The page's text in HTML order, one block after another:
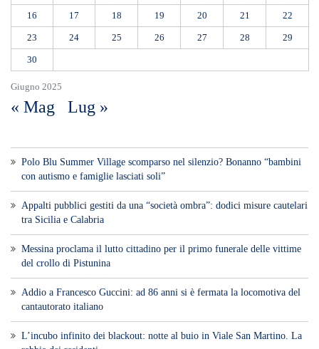
Giugno 2025
16 17 18 19 20 21 22
23 24 25 26 27 28 29
30
« Mag Lug »
Polo Blu Summer Village scomparso nel silenzio? Bonanno “bambini
con autismo e famiglie lasciati soli”
Appalti pubblici gestiti da una “società ombra”: dodici misure cautelari
tra Sicilia e Calabria
Messina proclama il lutto cittadino per il primo funerale delle vittime
del crollo di Pistunina
Addio a Francesco Guccini: ad 86 anni si è fermata la locomotiva del
cantautorato italiano
L’incubo infinito dei blackout: notte al buio in Viale San Martino. La